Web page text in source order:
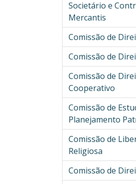
Societário e
Mercantis
Comissão de
Comissão de
Comissão de
Cooperativo
Comissão de
Planejamento
Comissão de
Religiosa
Comissão de